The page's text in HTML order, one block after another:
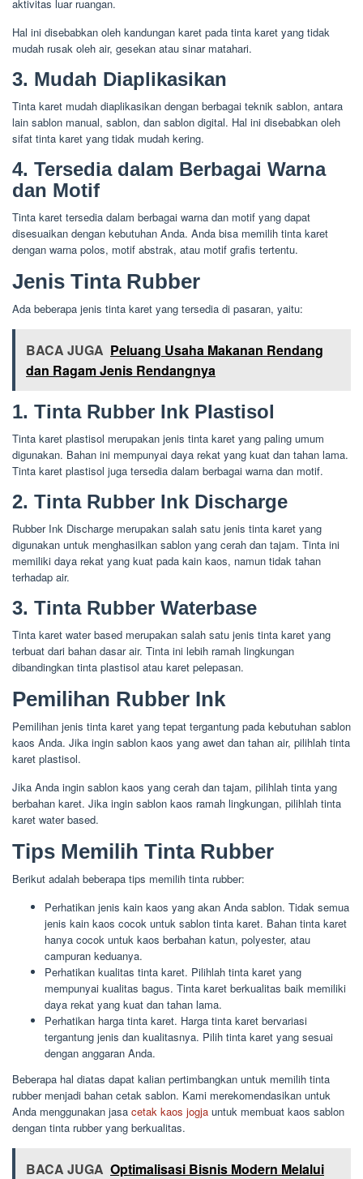
aktivitas luar ruangan.
Hal ini disebabkan oleh kandungan karet pada tinta karet yang tidak
mudah rusak oleh air, gesekan atau sinar matahari.
3. Mudah Diaplikasikan
Tinta karet mudah diaplikasikan dengan berbagai teknik sablon, antara
lain sablon manual, sablon, dan sablon digital. Hal ini disebabkan oleh
sifat tinta karet yang tidak mudah kering.
4. Tersedia dalam Berbagai Warna
dan Motif
Tinta karet tersedia dalam berbagai warna dan motif yang dapat
disesuaikan dengan kebutuhan Anda. Anda bisa memilih tinta karet
dengan warna polos, motif abstrak, atau motif grafis tertentu.
Jenis Tinta Rubber
Ada beberapa jenis tinta karet yang tersedia di pasaran, yaitu:
BACA JUGA Peluang Usaha Makanan Rendang
dan Ragam Jenis Rendangnya
1. Tinta Rubber Ink Plastisol
Tinta karet plastisol merupakan jenis tinta karet yang paling umum
digunakan. Bahan ini mempunyai daya rekat yang kuat dan tahan lama.
Tinta karet plastisol juga tersedia dalam berbagai warna dan motif.
2. Tinta Rubber Ink Discharge
Rubber Ink Discharge merupakan salah satu jenis tinta karet yang
digunakan untuk menghasilkan sablon yang cerah dan tajam. Tinta ini
memiliki daya rekat yang kuat pada kain kaos, namun tidak tahan
terhadap air.
3. Tinta Rubber Waterbase
Tinta karet water based merupakan salah satu jenis tinta karet yang
terbuat dari bahan dasar air. Tinta ini lebih ramah lingkungan
dibandingkan tinta plastisol atau karet pelepasan.
Pemilihan Rubber Ink
Pemilihan jenis tinta karet yang tepat tergantung pada kebutuhan sablon
kaos Anda. Jika ingin sablon kaos yang awet dan tahan air, pilihlah tinta
karet plastisol.
Jika Anda ingin sablon kaos yang cerah dan tajam, pilihlah tinta yang
berbahan karet. Jika ingin sablon kaos ramah lingkungan, pilihlah tinta
karet water based.
Tips Memilih Tinta Rubber
Berikut adalah beberapa tips memilih tinta rubber:
Perhatikan jenis kain kaos yang akan Anda sablon. Tidak semua
jenis kain kaos cocok untuk sablon tinta karet. Bahan tinta karet
hanya cocok untuk kaos berbahan katun, polyester, atau
campuran keduanya.
Perhatikan kualitas tinta karet. Pilihlah tinta karet yang
mempunyai kualitas bagus. Tinta karet berkualitas baik memiliki
daya rekat yang kuat dan tahan lama.
Perhatikan harga tinta karet. Harga tinta karet bervariasi
tergantung jenis dan kualitasnya. Pilih tinta karet yang sesuai
dengan anggaran Anda.
Beberapa hal diatas dapat kalian pertimbangkan untuk memilih tinta
rubber menjadi bahan cetak sablon. Kami merekomendasikan untuk
Anda menggunakan jasa cetak kaos jogja untuk membuat kaos sablon
dengan tinta rubber yang berkualitas.
BACA JUGA Optimalisasi Bisnis Modern Melalui